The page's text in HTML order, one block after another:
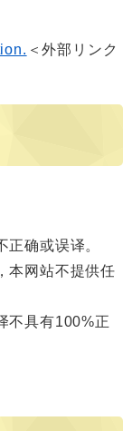
＜外部リンク
确或误译。
本网站不提供任
不具有100%正